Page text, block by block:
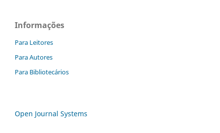
Informações
Para Leitores
Para Autores
Para Bibliotecários
Open Journal Systems